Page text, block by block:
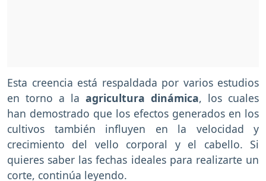
Esta creencia está respaldada por varios estudios
en torno a la agricultura dinámica, los cuales
han demostrado que los efectos generados en los
cultivos también influyen en la velocidad y
crecimiento del vello corporal y el cabello. Si
quieres saber las fechas ideales para realizarte un
corte, continúa leyendo.